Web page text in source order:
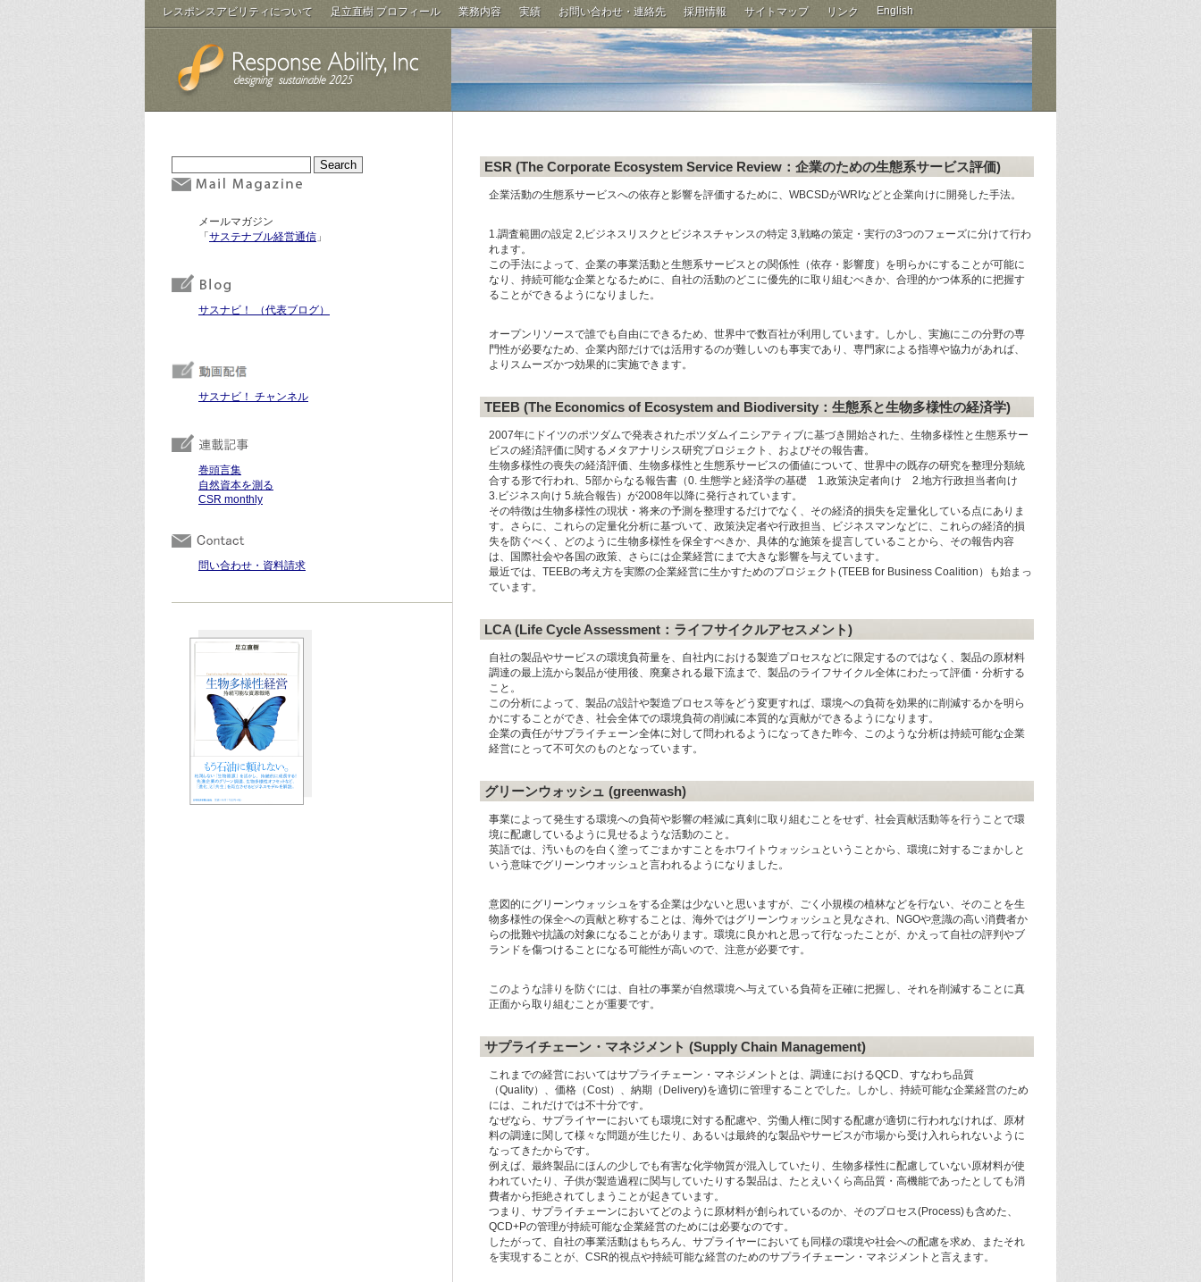
レスポンスアビリティについて 足立直樹 プロフィール 業務内容 実績 お問い合わせ・連絡先 採用情報 サイトマップ リンク English
メールマガジン
「 サステナブル経営通信 」
サスナビ！ （代表ブログ）
サスナビ！ チャンネル
巻頭言集
自然資本を測る
CSR monthly
問い合わせ・資料請求
ESR (The Corporate Ecosystem Service Review：企業のための生態系サービス評価)
企業活動の生態系サービスへの依存と影響を評価するために、WBCSDがWRIなどと企業向けに開発した手法。
1.調査範囲の設定 2,ビジネスリスクとビジネスチャンスの特定 3,戦略の策定・実行の3つのフェーズに分けて行わ
れます。
この手法によって、企業の事業活動と生態系サービスとの関係性（依存・影響度）を明らかにすることが可能に
なり、持続可能な企業となるために、自社の活動のどこに優先的に取り組むべきか、合理的かつ体系的に把握す
ることができるようになりました。
オープンリソースで誰でも自由にできるため、世界中で数百社が利用しています。しかし、実施にこの分野の専
門性が必要なため、企業内部だけでは活用するのが難しいのも事実であり、専門家による指導や協力があれば、
よりスムーズかつ効果的に実施できます。
TEEB (The Economics of Ecosystem and Biodiversity：生態系と生物多様性の経済学)
2007年にドイツのポツダムで発表されたポツダムイニシアティブに基づき開始された、生物多様性と生態系サー
ビスの経済評価に関するメタアナリシス研究プロジェクト、およびその報告書。
生物多様性の喪失の経済評価、生物多様性と生態系サービスの価値について、世界中の既存の研究を整理分類統
合する形で行われ、5部からなる報告書（0. 生態学と経済学の基礎 1.政策決定者向け 2.地方行政担当者向け
3.ビジネス向け 5.統合報告）が2008年以降に発行されています。
その特徴は生物多様性の現状・将来の予測を整理するだけでなく、その経済的損失を定量化している点にありま
す。さらに、これらの定量化分析に基づいて、政策決定者や行政担当、ビジネスマンなどに、これらの経済的損
失を防ぐべく、どのように生物多様性を保全すべきか、具体的な施策を提言していることから、その報告内容
は、国際社会や各国の政策、さらには企業経営にまで大きな影響を与えています。
最近では、TEEBの考え方を実際の企業経営に生かすためのプロジェクト(TEEB for Business Coalition）も始まっ
ています。
LCA (Life Cycle Assessment：ライフサイクルアセスメント)
自社の製品やサービスの環境負荷量を、自社内における製造プロセスなどに限定するのではなく、製品の原材料
調達の最上流から製品が使用後、廃棄される最下流まで、製品のライフサイクル全体にわたって評価・分析する
こと。
この分析によって、製品の設計や製造プロセス等をどう変更すれば、環境への負荷を効果的に削減するかを明ら
かにすることができ、社会全体での環境負荷の削減に本質的な貢献ができるようになります。
企業の責任がサプライチェーン全体に対して問われるようになってきた昨今、このような分析は持続可能な企業
経営にとって不可欠のものとなっています。
グリーンウォッシュ (greenwash)
事業によって発生する環境への負荷や影響の軽減に真剣に取り組むことをせず、社会貢献活動等を行うことで環
境に配慮しているように見せるような活動のこと。
英語では、汚いものを白く塗ってごまかすことをホワイトウォッシュということから、環境に対するごまかしと
いう意味でグリーンウオッシュと言われるようになりました。
意図的にグリーンウォッシュをする企業は少ないと思いますが、ごく小規模の植林などを行ない、そのことを生
物多様性の保全への貢献と称することは、海外ではグリーンウォッシュと見なされ、NGOや意識の高い消費者か
らの批難や抗議の対象になることがあります。環境に良かれと思って行なったことが、かえって自社の評判やブ
ランドを傷つけることになる可能性が高いので、注意が必要です。
このような誹りを防ぐには、自社の事業が自然環境へ与えている負荷を正確に把握し、それを削減することに真
正面から取り組むことが重要です。
サプライチェーン・マネジメント (Supply Chain Management)
これまでの経営においてはサプライチェーン・マネジメントとは、調達におけるQCD、すなわち品質
（Quality）、価格（Cost）、納期（Delivery)を適切に管理することでした。しかし、持続可能な企業経営のため
には、これだけでは不十分です。
なぜなら、サプライヤーにおいても環境に対する配慮や、労働人権に関する配慮が適切に行われなければ、原材
料の調達に関して様々な問題が生じたり、あるいは最終的な製品やサービスが市場から受け入れられないように
なってきたからです。
例えば、最終製品にほんの少しでも有害な化学物質が混入していたり、生物多様性に配慮していない原材料が使
われていたり、子供が製造過程に関与していたりする製品は、たとえいくら高品質・高機能であったとしても消
費者から拒絶されてしまうことが起きています。
つまり、サプライチェーンにおいてどのように原材料が創られているのか、そのプロセス(Process)も含めた、
QCD+Pの管理が持続可能な企業経営のためには必要なのです。
したがって、自社の事業活動はもちろん、サプライヤーにおいても同様の環境や社会への配慮を求め、またそれ
を実現することが、CSR的視点や持続可能な経営のためのサプライチェーン・マネジメントと言えます。